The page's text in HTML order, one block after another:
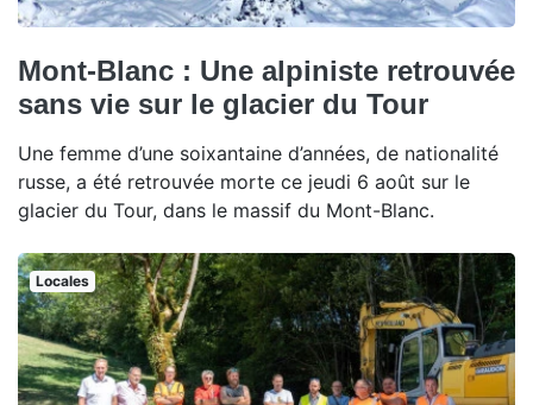
Mont-Blanc : Une alpiniste retrouvée
sans vie sur le glacier du Tour
Une femme d’une soixantaine d’années, de nationalité
russe, a été retrouvée morte ce jeudi 6 août sur le
glacier du Tour, dans le massif du Mont-Blanc.
Locales